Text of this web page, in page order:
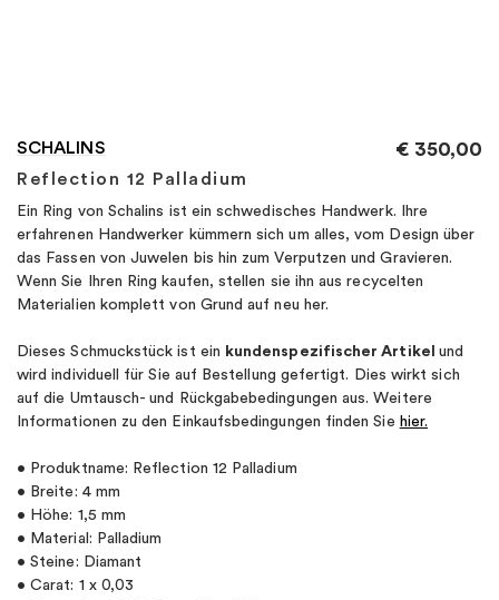
SCHALINS
Reflection 12 Palladium
€ 350,00
Ein Ring von Schalins ist ein schwedisches Handwerk. Ihre
erfahrenen Handwerker kümmern sich um alles, vom Design über
das Fassen von Juwelen bis hin zum Verputzen und Gravieren.
Wenn Sie Ihren Ring kaufen, stellen sie ihn aus recycelten
Materialien komplett von Grund auf neu her.
Dieses Schmuckstück ist ein kundenspezifischer Artikel und
wird individuell für Sie auf Bestellung gefertigt. Dies wirkt sich
auf die Umtausch- und Rückgabebedingungen aus. Weitere
Informationen zu den Einkaufsbedingungen finden Sie hier.
• Produktname: Reflection 12 Palladium
• Breite: 4 mm
• Höhe: 1,5 mm
• Material: Palladium
• Steine: Diamant
• Carat: 1 x 0,03